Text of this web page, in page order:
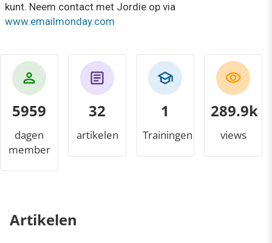
kunt. Neem contact met Jordie op via
www.emailmonday.com
5959
dagen
member
32
artikelen
1
Trainingen
307.5k
views
Artikelen